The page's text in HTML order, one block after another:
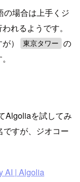
の場合は上手くジ
れるようです。
） 東京タワー
の
Algoliaを試してみ
すが、ジオコー
AI | Algolia